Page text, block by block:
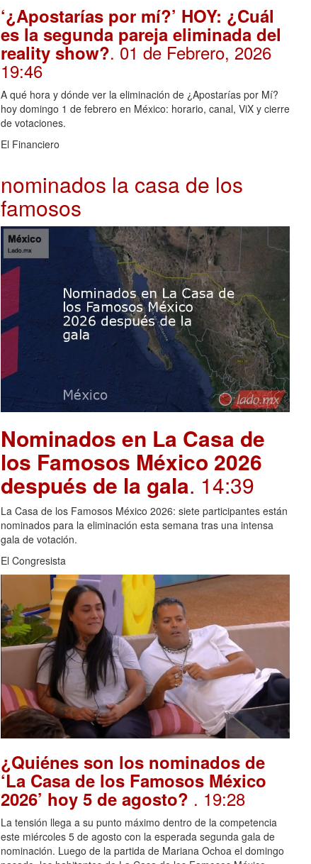
‘¿Apostarías por mí?’ HOY: ¿Cuál
es la segunda pareja eliminada del
reality show?. 01 de Febrero, 2026
19:46
A qué hora y dónde ver la eliminación de ¿Apostarías por Mí?
hoy domingo 1 de febrero en México: horario, canal, ViX y cierre
de votaciones.
El Financiero
nominados la casa de los
famosos
Nominados en La Casa de
los Famosos México 2026
después de la gala. 14:39
La Casa de los Famosos México 2026: siete participantes están
nominados para la eliminación esta semana tras una intensa
gala de votación.
El Congresista
¿Quiénes son los nominados de
‘La Casa de los Famosos México
2026’ hoy 5 de agosto? . 19:28
La tensión llega a su punto máximo dentro de la competencia
este miércoles 5 de agosto con la esperada segunda gala de
nominación. Luego de la partida de Mariana Ochoa el domingo